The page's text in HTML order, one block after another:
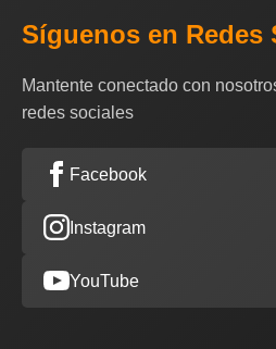
Síguenos en Redes
Mantente conectado con
redes sociales
Facebook
Instagram
YouTube